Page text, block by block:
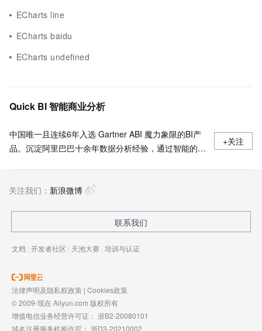
ECharts line
ECharts baidu
ECharts undefined
Quick BI 智能商业分析
中国唯一且连续6年入选 Gartner ABI 魔力象限的BI产
品。沉淀阿里巴巴十余年数据分析经验，通过智能的数
+关注
关注我们： 新浪微博
联系我们
文档 | 开发者社区 | 天池大赛 | 培训与认证
法律声明及隐私权政策 | Cookies政策
© 2009-现在 Aliyun.com 版权所有
增值电信业务经营许可证： 浙B2-20080101
域名注册服务机构许可： 浙D3-20210002